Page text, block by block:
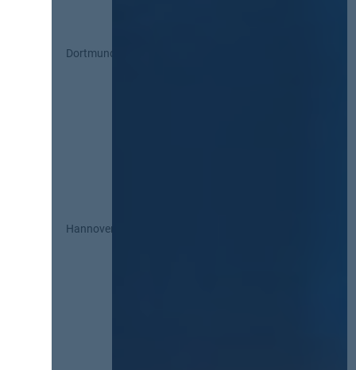
Dortmund
Hannover